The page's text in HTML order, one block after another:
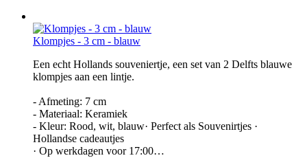
Klompjes - 3 cm - blauw
Een echt Hollands souveniertje, een set van 2 Delfts blauwe
klompjes aan een lintje.
- Afmeting: 7 cm
- Materiaal: Keramiek
- Kleur: Rood, wit, blauw· Perfect als Souvenirtjes ·
Hollandse cadeautjes
· Op werkdagen voor 17:00…